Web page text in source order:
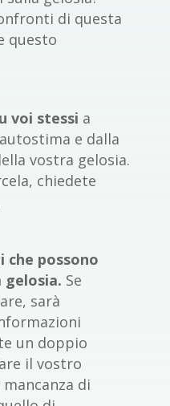
di questa
questo
voi stessi a
e dalla
vostra gelosia.
chiedete
che possono
gelosia. Se
sarà
un doppio
il vostro
di